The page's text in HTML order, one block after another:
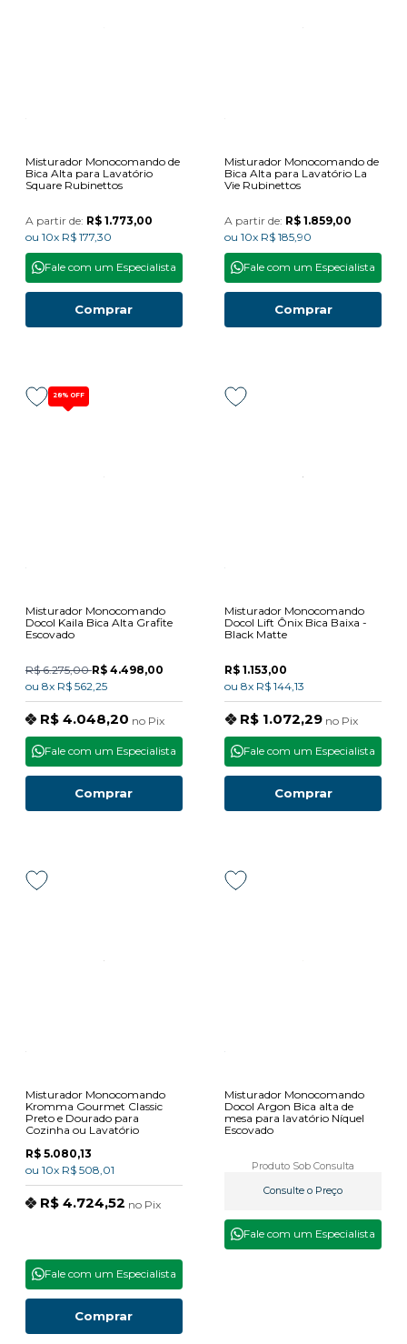
Misturador Monocomando de
Bica Alta para Lavatório
Square Rubinettos
A partir de: R$ 1.773,00
ou 10x R$ 177,30
Comprar
Fale com um Especialista
Misturador Monocomando de
Bica Alta para Lavatório La
Vie Rubinettos
A partir de: R$ 1.859,00
ou 10x R$ 185,90
Comprar
Fale com um Especialista
28% OFF
Misturador Monocomando
Docol Kaila Bica Alta Grafite
Escovado
R$ 6.275,00R$ 4.498,00
ou 8x R$ 562,25
R$ 4.048,20 no Pix
Comprar
Fale com um Especialista
Misturador Monocomando
Docol Lift Ônix Bica Baixa -
Black Matte
R$ 1.153,00
ou 8x R$ 144,13
R$ 1.072,29 no Pix
Comprar
Fale com um Especialista
Misturador Monocomando
Kromma Gourmet Classic
Preto e Dourado para
Cozinha ou Lavatório
R$ 5.080,13
ou 10x R$ 508,01
R$ 4.724,52 no Pix
Comprar
Fale com um Especialista
Misturador Monocomando
Docol Argon Bica alta de
mesa para lavatório Níquel
Escovado
Produto Sob Consulta
Consulte o Preço
Fale com um Especialista